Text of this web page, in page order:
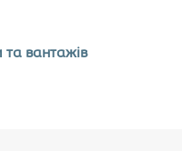
та вантажів